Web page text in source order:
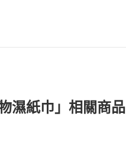
濕紙巾」相關商品